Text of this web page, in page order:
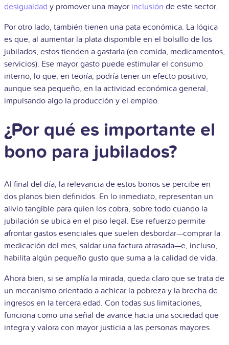
desigualdad y promover una mayor inclusión de este sector.
Por otro lado, también tienen una pata económica. La lógica
es que, al aumentar la plata disponible en el bolsillo de los
jubilados, estos tienden a gastarla (en comida, medicamentos,
servicios). Ese mayor gasto puede estimular el consumo
interno, lo que, en teoría, podría tener un efecto positivo,
aunque sea pequeño, en la actividad económica general,
impulsando algo la producción y el empleo.
¿Por qué es importante el
bono para jubilados?
Al final del día, la relevancia de estos bonos se percibe en
dos planos bien definidos. En lo inmediato, representan un
alivio tangible para quien los cobra, sobre todo cuando la
jubilación se ubica en el piso legal. Ese refuerzo permite
afrontar gastos esenciales que suelen desbordar—comprar la
medicación del mes, saldar una factura atrasada—e, incluso,
habilita algún pequeño gusto que suma a la calidad de vida.
Ahora bien, si se amplía la mirada, queda claro que se trata de
un mecanismo orientado a achicar la pobreza y la brecha de
ingresos en la tercera edad. Con todas sus limitaciones,
funciona como una señal de avance hacia una sociedad que
integra y valora con mayor justicia a las personas mayores.